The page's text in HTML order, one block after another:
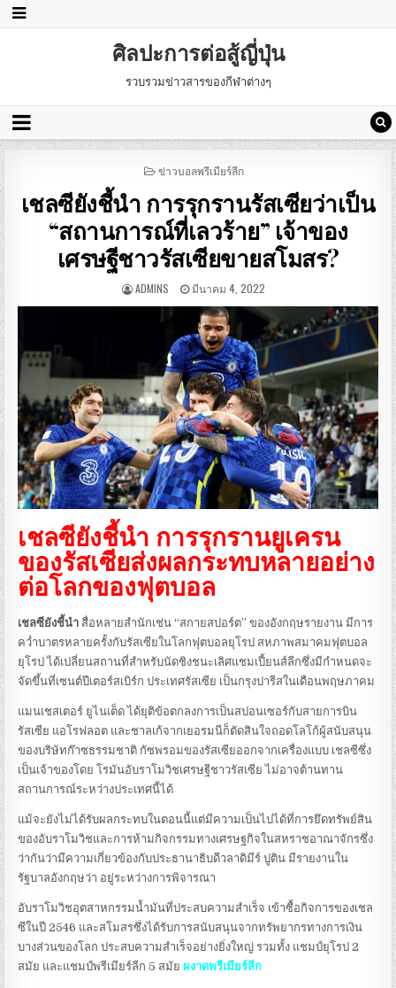
ศิลปะการต่อสู้ญี่ปุ่น
รวบรวมข่าวสารของกีฬาต่างๆ
POSTED
ข่าวบอลพรีเมียร์ลีก
เชลซียังชี้นำ การรุกรานรัสเซียว่าเป็น
“สถานการณ์ที่เลวร้าย” เจ้าของ
เศรษฐีชาวรัสเซียขายสโมสร?
ADMINS มีนาคม 4, 2022
เชลซียังชี้นำ การรุกรานยูเครน
ของรัสเซียส่งผลกระทบหลายอย่าง
ต่อโลกของฟุตบอล
เชลซียังชี้นำ สื่อหลายสำนักเช่น “สกายสปอร์ต” ของอังกฤษรายงาน มีการ
คว่ำบาตรหลายครั้งกับรัสเซียในโลกฟุตบอลยุโรป สหภาพสมาคมฟุตบอล
ยุโรป ได้เปลี่ยนสถานที่สำหรับนัดชิงชนะเลิศแชมเปี้ยนส์ลีกซึ่งมีกำหนดจะ
จัดขึ้นที่เซนต์ปีเตอร์สเบิร์ก ประเทศรัสเซีย เป็นกรุงปารีสในเดือนพฤษภาคม
แมนเชสเตอร์ ยูไนเต็ด ได้ยุติข้อตกลงการเป็นสปอนเซอร์กับสายการบิน
รัสเซีย แอโรฟลอต และชาลเก้จากเยอรมนีก็ตัดสินใจถอดโลโก้ผู้สนับสนุน
ของบริษัทก๊าซธรรมชาติ กัซพรอมของรัสเซียออกจากเครื่องแบบ เชลซีซึ่ง
เป็นเจ้าของโดย โรมันอับราโมวิชเศรษฐีชาวรัสเซีย ไม่อาจต้านทาน
สถานการณ์ระหว่างประเทศนี้ได้
แม้จะยังไม่ได้รับผลกระทบในตอนนี้แต่มีความเป็นไปได้ที่การยึดทรัพย์สิน
ของอับราโมวิชและการห้ามกิจกรรมทางเศรษฐกิจในสหราชอาณาจักรซึ่ง
ว่ากันว่ามีความเกี่ยวข้องกับประธานาธิบดีวลาดิมีร์ ปูติน มีรายงานใน
รัฐบาลอังกฤษว่า อยู่ระหว่างการพิจารณา
อับราโมวิชอุตสาหกรรมน้ำมันที่ประสบความสำเร็จ เข้าซื้อกิจการของเชล
ซีในปี 2546 และสโมสรซึ่งได้รับการสนับสนุนจากทรัพยากรทางการเงิน
บางส่วนของโลก ประสบความสำเร็จอย่างยิ่งใหญ่ รวมทั้ง แชมป์ยุโรป 2
สมัย และแชมป์พรีเมียร์ลีก 5 สมัยผงาดพรีเมียร์ลีก